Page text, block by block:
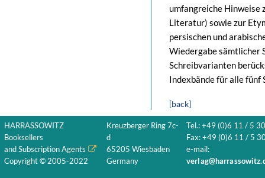
umfangreiche Hinweise
Literatur) sowie zur
persischen und
Wiedergabe sämtlicher
Schreibvarianten
Indexbände für alle fünf
[back]
HARRASSOWITZ
Booksellers
and Subscription Agents
Copyright © 2005-2022
Kreuzberger Ring 7c-
d
65205 Wiesbaden
Germany
Tel.: +49 (0)6 11 / 5
Fax: +49 (0)6 11 / 5
e-mail: